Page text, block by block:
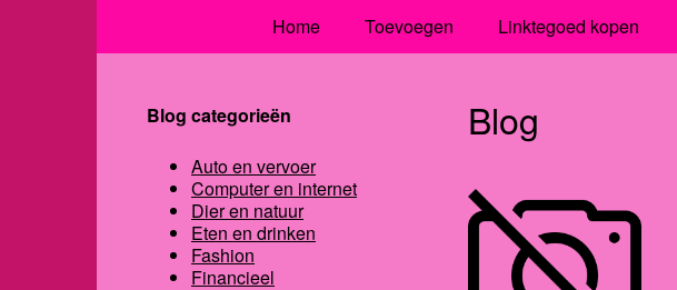
Home Toevoegen Linktegoed kopen
Blog
Blog categorieën
Auto en vervoer
Computer en internet
Dier en natuur
Eten en drinken
Fashion
Financieel